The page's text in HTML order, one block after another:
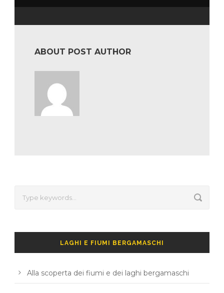
ABOUT POST AUTHOR
LAGHI E FIUMI BERGAMASCHI
Alla scoperta dei fiumi e dei laghi bergamaschi